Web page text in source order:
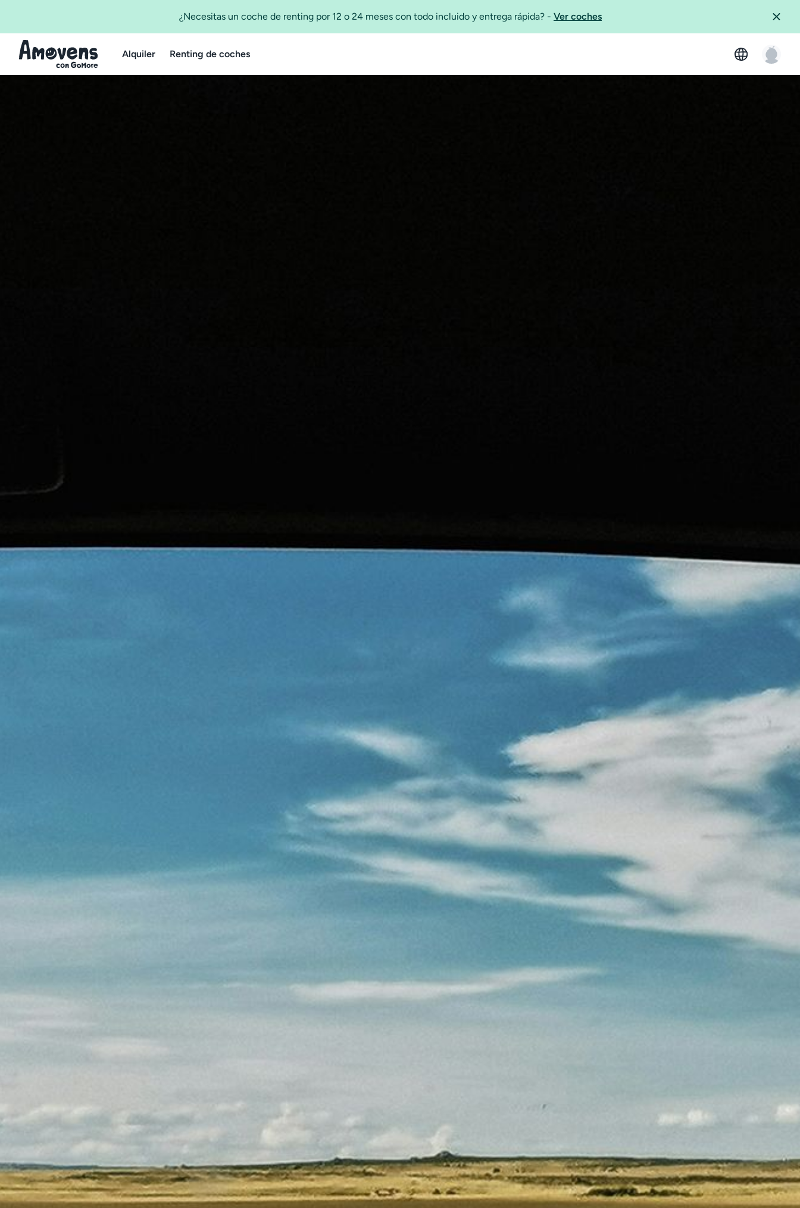
¿Necesitas un coche de renting por 12 o 24 meses con todo incluido y entrega rápida? - Ver coches
Alquiler Renting de coches